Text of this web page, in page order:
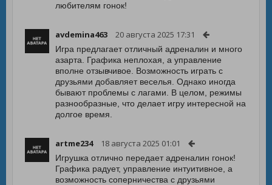
любителям гонок!
avdemina463 20 августа 2025 17:31
Игра предлагает отличный адреналин и много
азарта. Графика неплохая, а управление
вполне отзывчивое. Возможность играть с
друзьями добавляет веселья. Однако иногда
бывают проблемы с лагами. В целом, режимы
разнообразные, что делает игру интересной на
долгое время.
artme234 18 августа 2025 01:01
Игрушка отлично передает адреналин гонок!
Графика радует, управление интуитивное, а
возможность соперничества с друзьями